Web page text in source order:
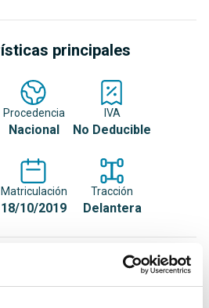
principales
Procedencia
Nacional
IVA
No Deducible
Matriculación
18/10/2019
Tracción
Delantera